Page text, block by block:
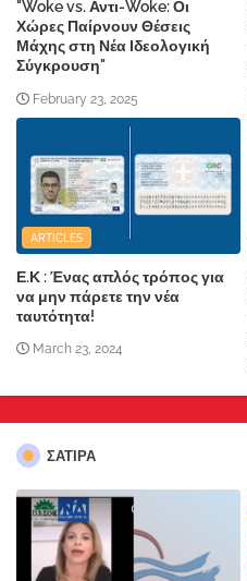
"Woke vs. Αντι-Woke: Οι
Χώρες Παίρνουν Θέσεις
Μάχης στη Νέα Ιδεολογική
Σύγκρουση"
February 23, 2025
ARTICLES
Ε.Κ : Ένας απλός τρόπος για
να μην πάρετε την νέα
ταυτότητα!
March 23, 2024
ΣΑΤΙΡΑ